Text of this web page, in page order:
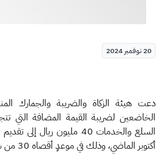
20 نوفمبر 2024
دعت هيئة الزكاة والضريبة والجمارك
الخاضعين لضريبة القيمة المضافة التي
السلع والخدمات 40 مليون
أكتوبر الماضي، وذلك في موعدٍ أقصاه 30 من شهر نوفمبر الجاري.